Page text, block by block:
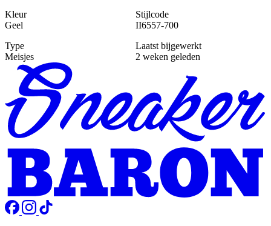
Kleur
Geel
Stijlcode
II6557-700
Type
Meisjes
Laatst bijgewerkt
2 weken geleden